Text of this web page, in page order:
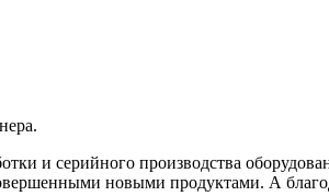
и серийного производства
новыми продуктами. А